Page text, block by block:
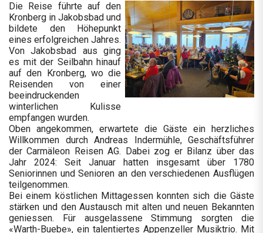
Die Reise führte auf den
Kronberg in Jakobsbad und
bildete den Höhepunkt
eines erfolgreichen Jahres.
Von Jakobsbad aus ging
es mit der Seilbahn hinauf
auf den Kronberg, wo die
Reisenden von einer
beeindruckenden
winterlichen Kulisse
empfangen wurden.
Oben angekommen, erwartete die Gäste ein herzliches
Willkommen durch Andreas Indermühle, Geschäftsführer
der Carmäleon Reisen AG. Dabei zog er Bilanz über das
Jahr 2024: Seit Januar hatten insgesamt über 1780
Seniorinnen und Senioren an den verschiedenen Ausflügen
teilgenommen.
Bei einem köstlichen Mittagessen konnten sich die Gäste
stärken und den Austausch mit alten und neuen Bekannten
geniessen. Für ausgelassene Stimmung sorgten die
«Warth-Buebe», ein talentiertes Appenzeller Musiktrio. Mit